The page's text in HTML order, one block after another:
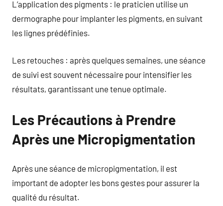
L’application des pigments : le praticien utilise un
dermographe pour implanter les pigments, en suivant
les lignes prédéfinies.
Les retouches : après quelques semaines, une séance
de suivi est souvent nécessaire pour intensifier les
résultats, garantissant une tenue optimale.
Les Précautions à Prendre
Après une Micropigmentation
Après une séance de micropigmentation, il est
important de adopter les bons gestes pour assurer la
qualité du résultat.